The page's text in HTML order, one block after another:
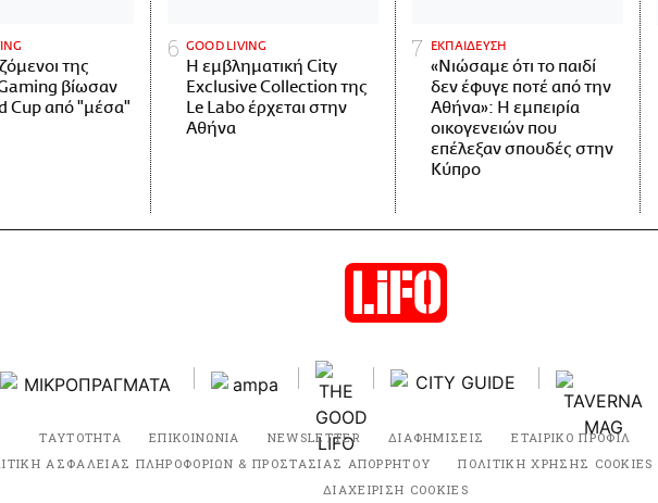
της
βίωσαν
Cup από "μέσα"
GOOD LIVING
Η εμβληματική City
Exclusive Collection της
Le Labo έρχεται στην
Αθήνα
ΕΚΠΑΙΔΕΥΣΗ
«Νιώσαμε ότι το παιδί
δεν έφυγε ποτέ από την
Αθήνα»: Η εμπειρία
οικογενειών που
επέλεξαν σπουδές στην
Κύπρο
ΤΑΥΤΟΤΗΤΑ ΕΠΙΚΟΙΝΩΝΙΑ NEWSLETTER ΔΙΑΦΗΜΙΣΕΙΣ ΕΤΑΙΡΙΚΟ ΠΡΟΦΙΛ
ΑΣΦΑΛΕΙΑΣ ΠΛΗΡΟΦΟΡΙΩΝ & ΠΡΟΣΤΑΣΙΑΣ ΑΠΟΡΡΗΤΟΥ
ΠΟΛΙΤΙΚΗ ΧΡΗΣΗΣ COOKIES
ΔΙΑΧΕΙΡΙΣΗ COOKIES